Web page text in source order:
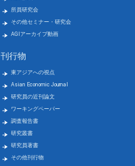
所員研究会
その他セミナー・研究会
AGIアーカイブ動画
刊行物
東アジアへの視点
Asian Economic Journal
研究員の近刊論文
ワーキングペーパー
調査報告書
研究叢書
研究員著書
その他刊行物